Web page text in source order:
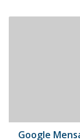
incorporó
nuevos
Google